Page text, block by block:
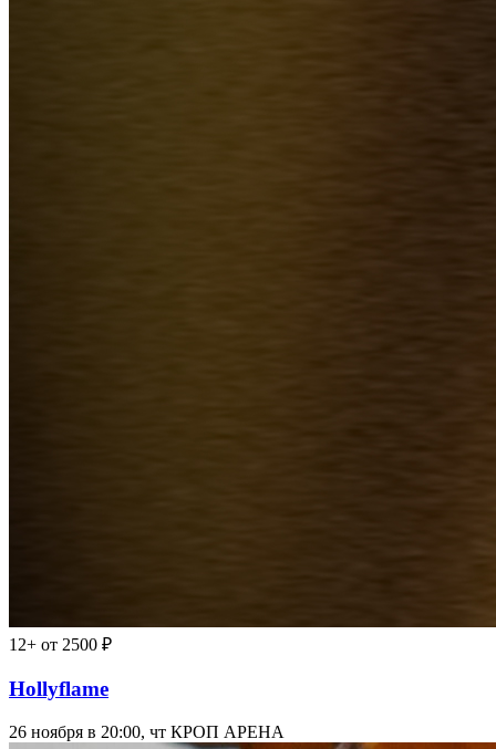
12+ от 2500 ₽
Hollyflame
26 ноября в 20:00, чт КРОП АРЕНА